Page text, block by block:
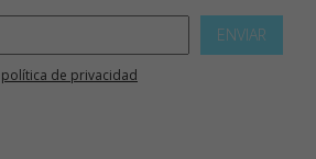
ENVIAR
política de privacidad